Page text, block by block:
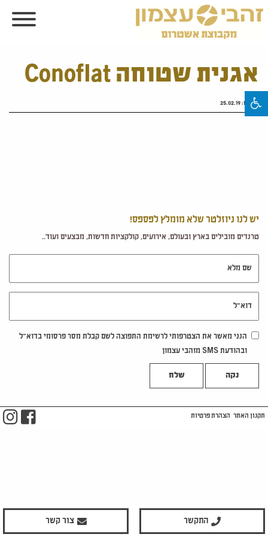
אגנית שטוחה Conoflat
פורסם:25.02.19
יש לנו ניוזלטר שלא מומלץ לפספס!
טרנדים מובילים בארץ ובעולם, אירועים, קולקציות חדשות, מבצעים ועוד..
הנני מאשר את הצטרפותי לרשימת התפוצה לשם קבלת מסר פרסומי בדוא"ל
ובהודעת SMS מזהבי עצמון
נקה
התקשר צור קשר
תקנון האתר הצהרת פרטיות